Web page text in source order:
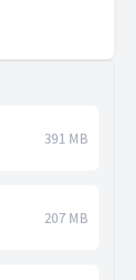
391 MB
207 MB